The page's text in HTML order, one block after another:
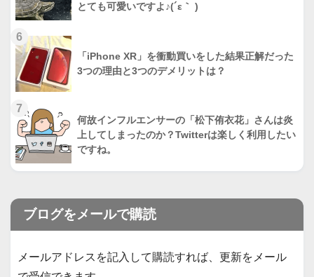
とても可愛いですよ♪(´ε｀ )
6
「iPhone XR」を衝動買いをした結果正解だった
3つの理由と3つのデメリットは？
7
何故インフルエンサーの「松下侑衣花」さんは炎
上してしまったのか？Twitterは楽しく利用したい
ですね。
ブログをメールで購読
メールアドレスを記入して購読すれば、更新をメール